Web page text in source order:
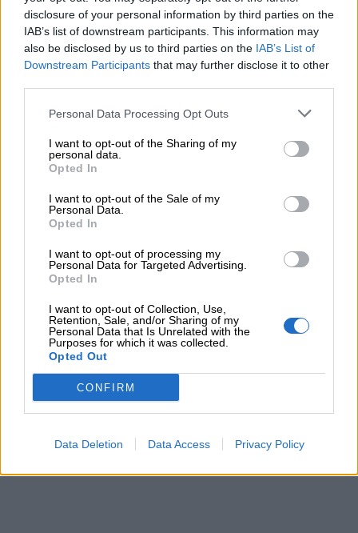
disclosure of your personal information by third parties on the
IAB’s list of downstream participants. This information may
also be disclosed by us to third parties on the IAB’s List of
Downstream Participants that may further disclose it to other
Personal Data Processing Opt Outs
I want to opt-out of the Sharing of my
personal data.
Opted In
I want to opt-out of the Sale of my
Personal Data.
Opted In
I want to opt-out of processing my
Personal Data for Targeted Advertising.
Opted In
I want to opt-out of Collection, Use,
Retention, Sale, and/or Sharing of my
Personal Data that Is Unrelated with the
Purposes for which it was collected.
Opted Out
CONFIRM
Data Deletion Data Access Privacy Policy
potete proporre alcuni giochi. Ce ne sono
davvero moltissimi: noi abbiamo raccolto i
principali nel nostro articolo “Giochi con le
Schede didattiche
In arrivo…
tabelline